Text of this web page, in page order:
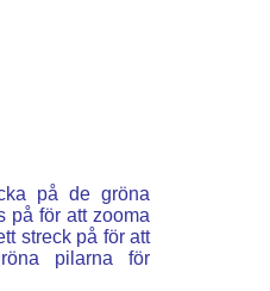
på de gröna
på för att zooma
streck på för att
pilarna för